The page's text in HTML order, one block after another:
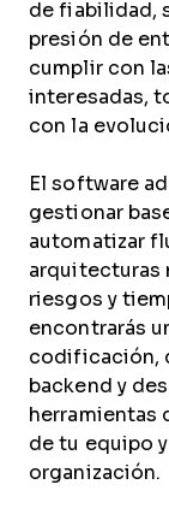
de fiabilidad,
presión de
cumplir con
interesadas,
con la
El software
gestionar
automatizar
arquitecturas
riesgos y
encontrarás
codificación,
backend y
herramientas
de tu equipo
organización.